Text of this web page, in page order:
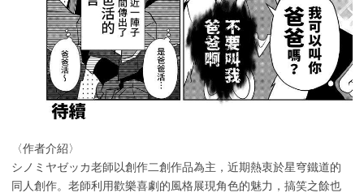
〈作者介紹〉
シノミヤゼッカ老師以創作二創作品為主，近期熱衷於星穹鐵道的
同人創作。老師利用歡樂喜劇的風格展現角色的魅力，搞笑之餘也